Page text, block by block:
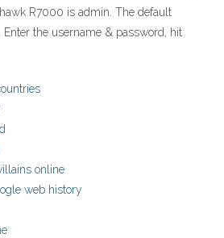
R7000 is admin. The default
the username & password, hit
online
web history